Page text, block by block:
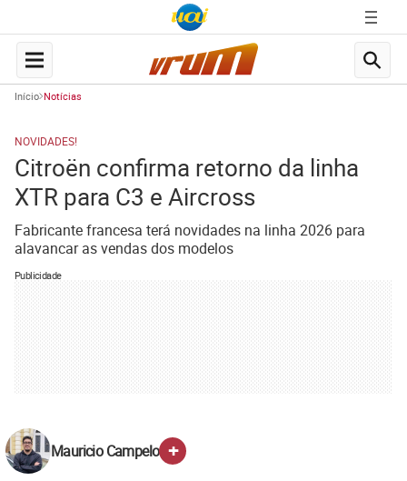
Início Notícias
NOVIDADES!
Citroën confirma retorno da linha
XTR para C3 e Aircross
Fabricante francesa terá novidades na linha 2026 para
alavancar as vendas dos modelos
Publicidade
Mauricio Campelo +